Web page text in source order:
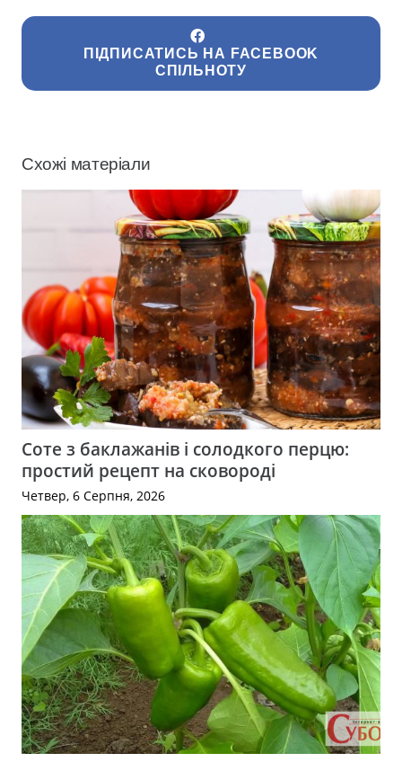
ПІДПИСАТИСЬ НА FACEBOOK
СПІЛЬНОТУ
Схожі матеріали
Соте з баклажанів і солодкого перцю:
простий рецепт на сковороді
Четвер, 6 Серпня, 2026